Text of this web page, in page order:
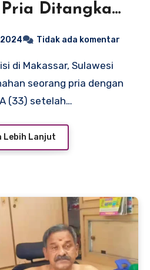
Ditangkap
Memukul
Meninggal
Tidak ada komentar
seorang pria dengan
(33) setelah…
Lebih Lanjut